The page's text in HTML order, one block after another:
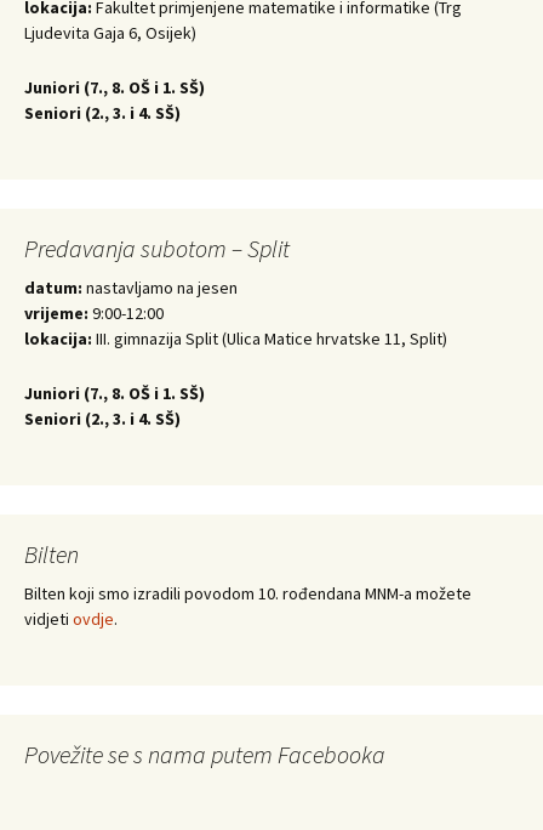
lokacija: Fakultet primjenjene matematike i informatike (Trg
Ljudevita Gaja 6, Osijek)
Juniori (7., 8. OŠ i 1. SŠ)
Seniori (2., 3. i 4. SŠ)
Predavanja subotom – Split
datum: nastavljamo na jesen
vrijeme: 9:00-12:00
lokacija: III. gimnazija Split (Ulica Matice hrvatske 11, Split)
Juniori (7., 8. OŠ i 1. SŠ)
Seniori (2., 3. i 4. SŠ)
Bilten
Bilten koji smo izradili povodom 10. rođendana MNM-a možete
vidjeti ovdje.
Povežite se s nama putem Facebooka